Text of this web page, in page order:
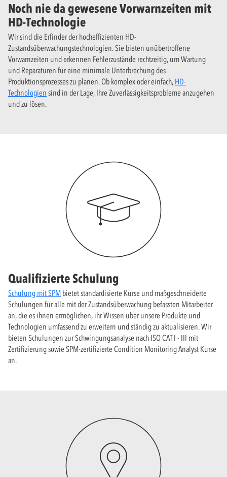
Noch nie da gewesene Vorwarnzeiten mit
HD-Technologie
Wir sind die Erfinder der hocheffizienten HD-
Zustandsüberwachungstechnologien. Sie bieten unübertroffene
Vorwarnzeiten und erkennen Fehlerzustände rechtzeitig, um Wartung
und Reparaturen für eine minimale Unterbrechung des
Produktionsprozesses zu planen. Ob komplex oder einfach, HD-
Technologien sind in der Lage, Ihre Zuverlässigkeitsprobleme anzugehen
und zu lösen.
Qualifizierte Schulung
Schulung mit SPM bietet standardisierte Kurse und maßgeschneiderte
Schulungen für alle mit der Zustandsüberwachung befassten Mitarbeiter
an, die es ihnen ermöglichen, ihr Wissen über unsere Produkte und
Technologien umfassend zu erweitern und ständig zu aktualisieren. Wir
bieten Schulungen zur Schwingungsanalyse nach ISO CAT I - III mit
Zertifizierung sowie SPM-zertifizierte Condition Monitoring Analyst Kurse
an.